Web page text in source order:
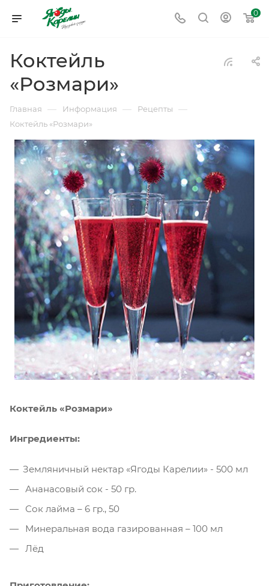
0
Коктейль
«Розмари»
Главная — Информация — Рецепты —
Коктейль «Розмари»
Коктейль «Розмари»
Ингредиенты:
Земляничный нектар «Ягоды Карелии» - 500 мл
Ананасовый сок - 50 гр.
Сок лайма – 6 гр., 50
Минеральная вода газированная – 100 мл
Лёд